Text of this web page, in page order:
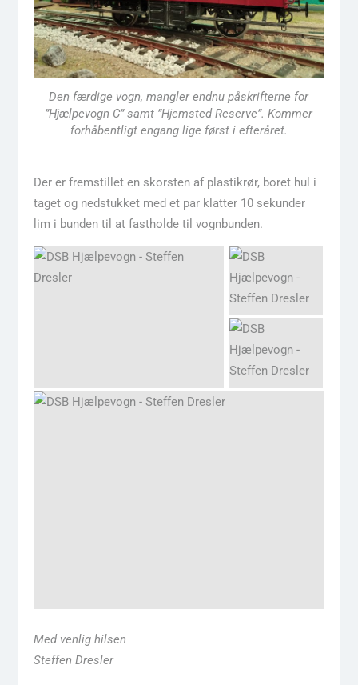
Den færdige vogn, mangler endnu påskrifterne for
”Hjælpevogn C” samt ”Hjemsted Reserve”. Kommer
forhåbentligt engang lige først i efteråret.
Der er fremstillet en skorsten af plastikrør, boret hul i
taget og nedstukket med et par klatter 10 sekunder
lim i bunden til at fastholde til vognbunden.
Med venlig hilsen
Steffen Dresler